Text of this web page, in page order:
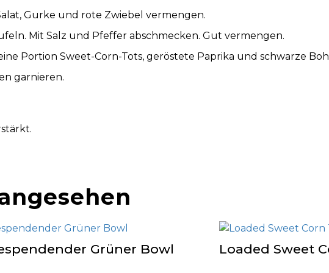
Gurke und rote Zwiebel vermengen.
Mit Salz und Pfeffer abschmecken. Gut vermengen.
Portion Sweet-Corn-Tots, geröstete Paprika und schwarze
garnieren.
Grüner Bowl Loaded Sweet